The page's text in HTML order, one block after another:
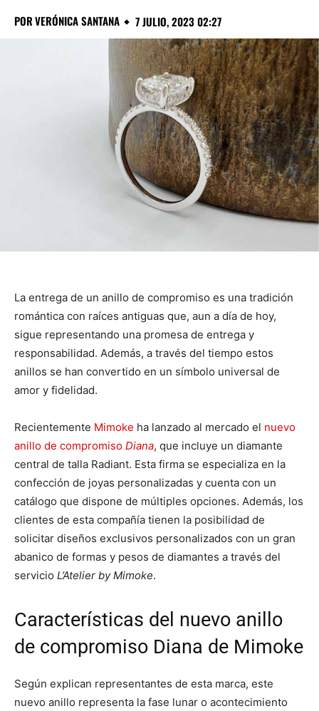
PORVERÓNICA SANTANA 7 JULIO, 2023 02:27
La entrega de un anillo de compromiso es una tradición
romántica con raíces antiguas que, aun a día de hoy,
sigue representando una promesa de entrega y
responsabilidad. Además, a través del tiempo estos
anillos se han convertido en un símbolo universal de
amor y fidelidad.
Recientemente Mimoke ha lanzado al mercado el nuevo
anillo de compromiso Diana, que incluye un diamante
central de talla Radiant. Esta firma se especializa en la
confección de joyas personalizadas y cuenta con un
catálogo que dispone de múltiples opciones. Además, los
clientes de esta compañía tienen la posibilidad de
solicitar diseños exclusivos personalizados con un gran
abanico de formas y pesos de diamantes a través del
servicio L’Atelier by Mimoke.
Características del nuevo anillo
de compromiso Diana de Mimoke
Según explican representantes de esta marca, este
nuevo anillo representa la fase lunar o acontecimiento